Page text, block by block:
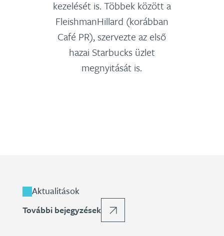
kezelését is. Többek között a
FleishmanHillard (korábban
Café PR), szervezte az első
hazai Starbucks üzlet
megnyitását is.
Aktualitások
További bejegyzések